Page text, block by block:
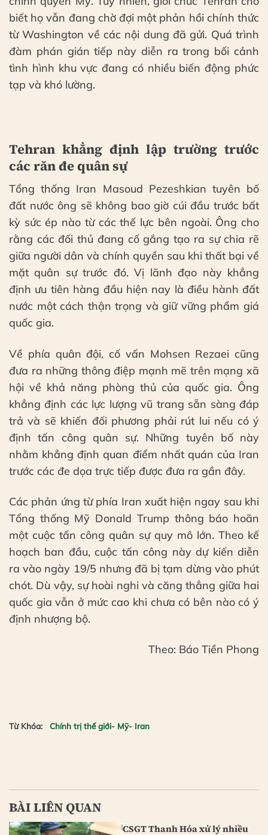
biết họ vẫn đang chờ đợi một phản hồi chính thức
từ Washington về các nội dung đã gửi. Quá trình
đàm phán gián tiếp này diễn ra trong bối cảnh
tình hình khu vực đang có nhiều biến động phức
tạp và khó lường.
Tehran khẳng định lập trường trước
các răn đe quân sự
Tổng thống Iran Masoud Pezeshkian tuyên bố
đất nước ông sẽ không bao giờ cúi đầu trước bất
kỳ sức ép nào từ các thế lực bên ngoài. Ông cho
rằng các đối thủ đang cố gắng tạo ra sự chia rẽ
giữa người dân và chính quyền sau khi thất bại về
mặt quân sự trước đó. Vị lãnh đạo này khẳng
định ưu tiên hàng đầu hiện nay là điều hành đất
nước một cách thận trọng và giữ vững phẩm giá
quốc gia.
Về phía quân đội, cố vấn Mohsen Rezaei cũng
đưa ra những thông điệp mạnh mẽ trên mạng xã
hội về khả năng phòng thủ của quốc gia. Ông
khẳng định các lực lượng vũ trang sẵn sàng đáp
trả và sẽ khiến đối phương phải rút lui nếu có ý
định tấn công quân sự. Những tuyên bố này
nhằm khẳng định quan điểm nhất quán của Iran
trước các đe dọa trực tiếp được đưa ra gần đây.
Các phản ứng từ phía Iran xuất hiện ngay sau khi
Tổng thống Mỹ Donald Trump thông báo hoãn
một cuộc tấn công quân sự quy mô lớn. Theo kế
hoạch ban đầu, cuộc tấn công này dự kiến diễn
ra vào ngày 19/5 nhưng đã bị tạm dừng vào phút
chót. Dù vậy, sự hoài nghi và căng thẳng giữa hai
quốc gia vẫn ở mức cao khi chưa có bên nào có ý
định nhượng bộ.
Theo: Báo Tiền Phong
Từ Khóa: Chính trị thế giới- Mỹ- Iran
BÀI LIÊN QUAN
CSGT Thanh Hóa xử lý nhiều